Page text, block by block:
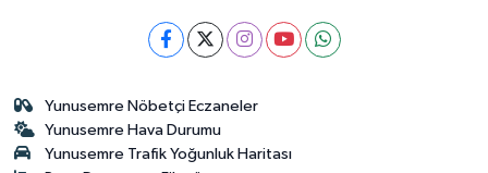
Yunusemre Nöbetçi Eczaneler
Yunusemre Hava Durumu
Yunusemre Trafik Yoğunluk Haritası